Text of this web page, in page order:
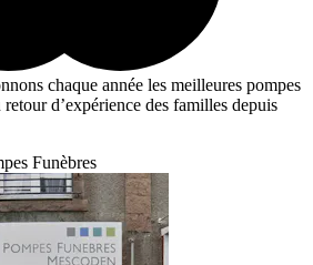
chaque année les meilleures pompes
d’expérience des familles depuis
Funèbres